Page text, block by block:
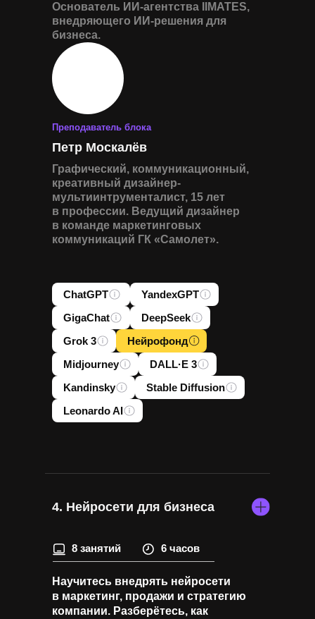
Основатель ИИ-агентства IIMATES,
внедряющего ИИ-решения для
бизнеса.
Петр Москалёв
Графический, коммуникационный,
креативный дизайнер-
мультиинтрументалист, 15 лет
в профессии. Ведущий дизайнер
в команде маркетинговых
коммуникаций ГК «Самолет».
Преподаватель блока
ChatGPT
YandexGPT
GigaChat
DeepSeek
Grok 3
Нейрофонд
Midjourney
DALL·E 3
Kandinsky
Stable Diffusion
Leonardo AI
4. Нейросети для бизнеса
6 часов
8 занятий
Научитесь внедрять нейросети
в маркетинг, продажи и стратегию
компании. Разберётесь, как